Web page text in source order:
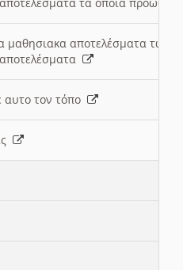
μαθησιακα αποτελέσματα
αυτο τον τόπο